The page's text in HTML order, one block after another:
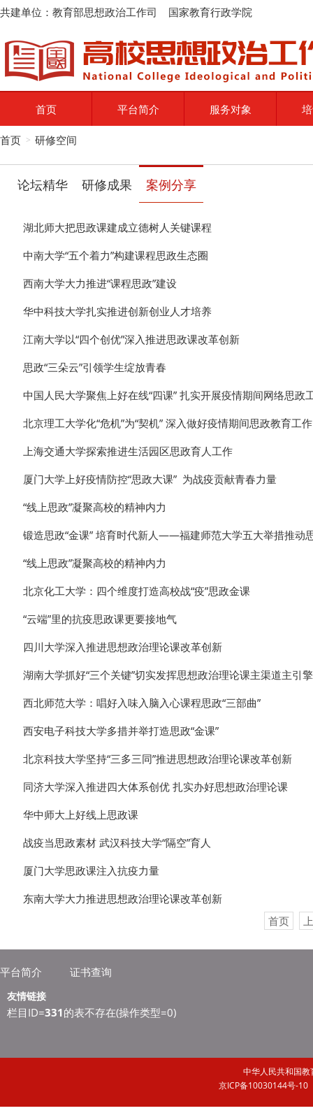
共建单位：教育部思想政治工作司 国家教育行政学院
首页 平台简介 服务对象
首页 > 研修空间
论坛精华 研修成果 案例分享
湖北师大把思政课建成立德树人关键课程
中南大学“五个着力”构建课程思政生态圈
西南大学大力推进“课程思政”建设
华中科技大学扎实推进创新创业人才培养
江南大学以“四个创优”深入推进思政课改革创新
思政“三朵云”引领学生绽放青春
中国人民大学聚焦上好在线“四课” 扎实开展疫情期间网络思政
北京理工大学化“危机”为“契机” 深入做好疫情期间思政教育工作
上海交通大学探索推进生活园区思政育人工作
厦门大学上好疫情防控“思政大课” 为战疫贡献青春力量
“线上思政”凝聚高校的精神内力
锻造思政“金课” 培育时代新人——福建师范大学五大举措推动
“线上思政”凝聚高校的精神内力
北京化工大学：四个维度打造高校战“疫”思政金课
“云端”里的抗疫思政课更要接地气
四川大学深入推进思想政治理论课改革创新
湖南大学抓好“三个关键”切实发挥思想政治理论课主渠道主引
西北师范大学：唱好入味入脑入心课程思政“三部曲”
西安电子科技大学多措并举打造思政“金课”
北京科技大学坚持“三多三同”推进思想政治理论课改革创新
同济大学深入推进四大体系创优 扎实办好思想政治理论课
华中师大上好线上思政课
战疫当思政素材 武汉科技大学“隔空”育人
厦门大学思政课注入抗疫力量
东南大学大力推进思想政治理论课改革创新
首页
平台简介 证书查询
友情链接
栏目ID=331的表不存在(操作类型=0)
中华人民共和
京ICP备10030144号